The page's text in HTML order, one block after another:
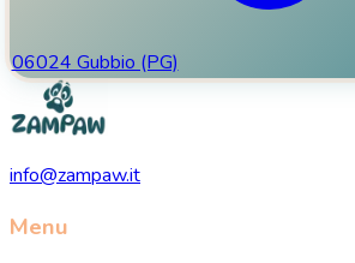
06024 Gubbio (PG)
info@zampaw.it
Menu